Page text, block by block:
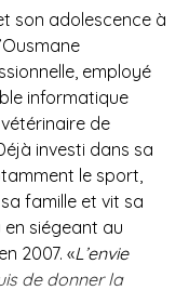
son adolescence à
employé
informatique
de
investi dans sa
le sport,
famille et vit sa
en siégeant au
2007. «L’envie
de donner la